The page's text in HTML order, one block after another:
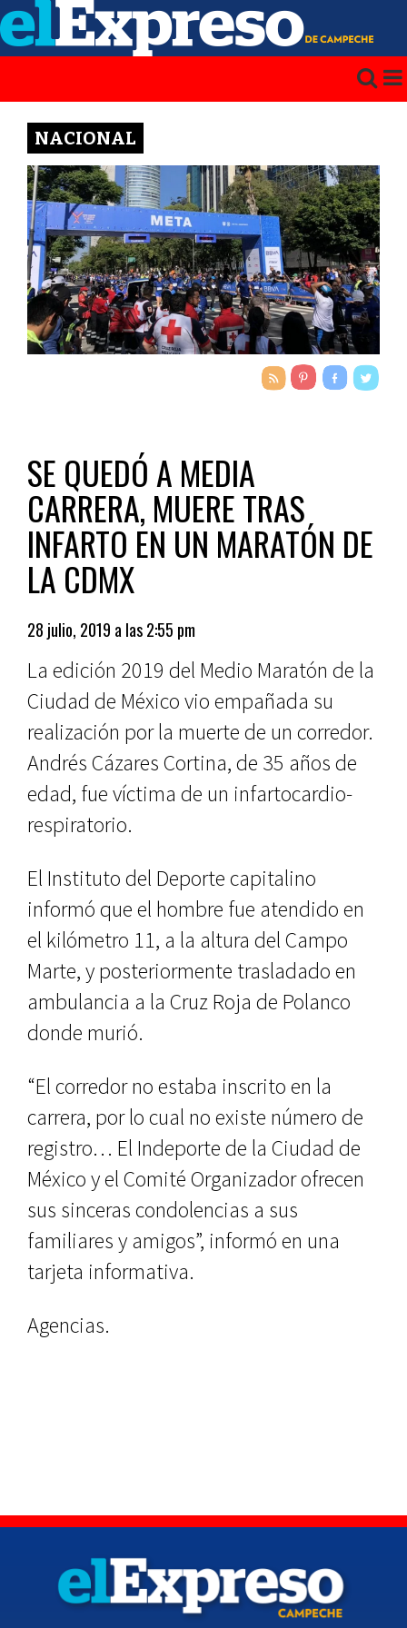
NACIONAL
SE QUEDÓ A MEDIA
CARRERA, MUERE TRAS
INFARTO EN UN MARATÓN DE
LA CDMX
28 julio, 2019 a las 2:55 pm
La edición 2019 del Medio Maratón de la
Ciudad de México vio empañada su
realización por la muerte de un corredor.
Andrés Cázares Cortina, de 35 años de
edad, fue víctima de un infartocardio-
respiratorio.
El Instituto del Deporte capitalino
informó que el hombre fue atendido en
el kilómetro 11, a la altura del Campo
Marte, y posteriormente trasladado en
ambulancia a la Cruz Roja de Polanco
donde murió.
“El corredor no estaba inscrito en la
carrera, por lo cual no existe número de
registro… El Indeporte de la Ciudad de
México y el Comité Organizador ofrecen
sus sinceras condolencias a sus
familiares y amigos”, informó en una
tarjeta informativa.
Agencias.